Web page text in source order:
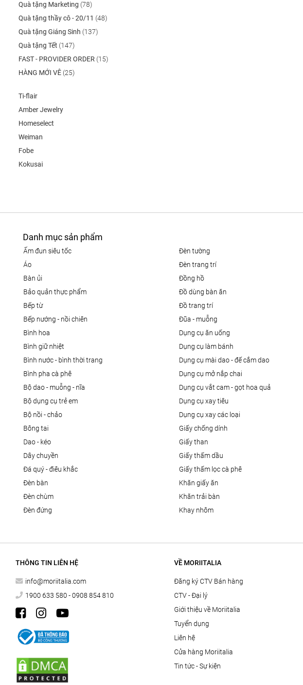
Quà tặng Marketing (78)
Quà tặng thầy cô - 20/11 (48)
Quà tặng Giáng Sinh (137)
Quà tặng Tết (147)
FAST - PROVIDER ORDER (15)
HÀNG MỚI VÊ (25)
Ti-flair
Amber Jewelry
Homeselect
Weiman
Fobe
Kokusai
Danh mục sản phẩm
ấm đun siêu tốc
áo
bàn ủi
bảo quản thực phẩm
bếp từ
bếp nướng - nồi chiên
bình hoa
bình giữ nhiệt
bình nước - bình thời trang
bình pha cà phê
bộ dao - muỗng - nĩa
bộ dụng cụ trẻ em
bộ nồi - chảo
bông tai
dao - kéo
dây chuyền
đá quý - điêu khắc
đèn bàn
đèn chùm
đèn đứng
đèn tường
đèn trang trí
đồng hồ
đồ dùng bàn ăn
đồ trang trí
đũa - muỗng
dụng cụ ăn uống
dụng cụ làm bánh
dụng cụ mài dao - đế cắm dao
dụng cụ mở nắp chai
dụng cụ vắt cam - gọt hoa quả
dụng cụ xay tiêu
dụng cụ xay các loại
giấy chống dính
giấy than
giấy thấm dầu
giấy thấm lọc cà phê
khăn giấy ăn
khăn trải bàn
khay nhôm
THÔNG TIN LIÊN HỆ
info@moriitalia.com
1900 633 580 - 0908 854 810
VỀ MORIITALIA
Đăng ký CTV Bán hàng
CTV - Đại lý
Giới thiệu về Moriitalia
Tuyển dụng
Liên hệ
Cửa hàng Moriitalia
Tin tức - Sự kiện